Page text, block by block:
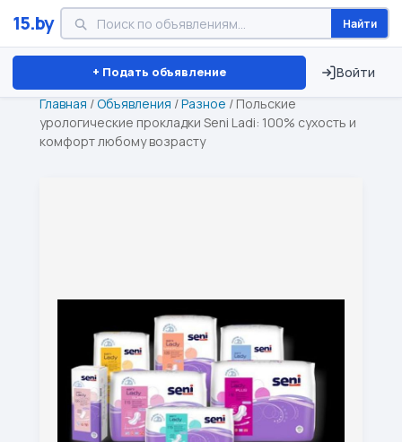
15.by Найти
+ Подать объявление Войти
Минск Витебск Брест ⏱ ТОЛЬКО 15 ДНЕЙ
Главная /Объявления /Разное / Польские
урологические прокладки Seni Ladi: 100% сухость и
комфорт любому возрасту